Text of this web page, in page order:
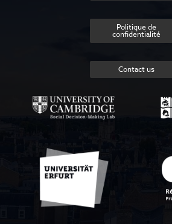
Politique de
confidentialité
Contact us